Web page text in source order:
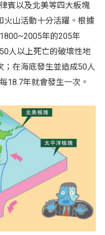
賓以及北美等四大板塊
火山活動十分活躍。根據
年的205年
人以上死亡的破壞性地
；在海底發生並造成50人
18.7年就會發生一次。